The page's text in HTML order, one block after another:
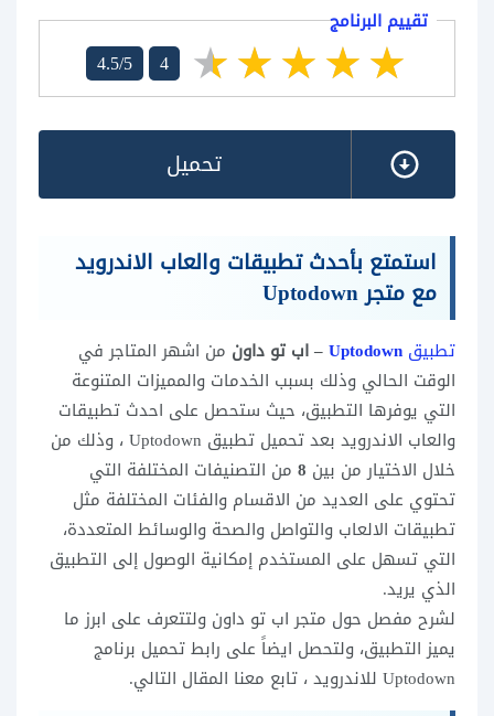
تقييم البرنامج
4.5/5 4
تحميل
استمتع بأحدث تطبيقات والعاب الاندرويد
مع متجر Uptodown
تطبيق Uptodown– اب تو داون من اشهر المتاجر في
الوقت الحالي وذلك بسبب الخدمات والمميزات المتنوعة
التي يوفرها التطبيق، حيث ستحصل على احدث تطبيقات
والعاب الاندرويد بعد تحميل تطبيق Uptodown ، وذلك من
خلال الاختيار من بين 8 من التصنيفات المختلفة التي
تحتوي على العديد من الاقسام والفئات المختلفة مثل
تطبيقات الالعاب والتواصل والصحة والوسائط المتعددة،
التي تسهل على المستخدم إمكانية الوصول إلى التطبيق
الذي يريد.
لشرح مفصل حول متجر اب تو داون ولتتعرف على ابرز ما
يميز التطبيق، ولتحصل ايضاً على رابط تحميل برنامج
Uptodown للاندرويد ، تابع معنا المقال التالي.